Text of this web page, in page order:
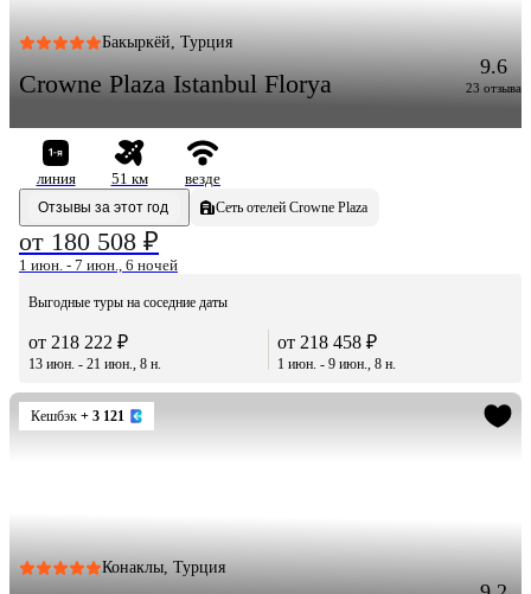
Бакыркёй, Турция
Crowne Plaza Istanbul Florya
9.6
23 отзыва
линия 51 км
везде
Отзывы за этот год
Сеть отелей Crowne Plaza
от 180 508 ₽
1 июн. - 7 июн., 6 ночей
Выгодные туры на соседние даты
от 218 222 ₽
13 июн. - 21 июн., 8 н.
от 218 458 ₽
1 июн. - 9 июн., 8 н.
Кешбэк + 3 121
Конаклы, Турция